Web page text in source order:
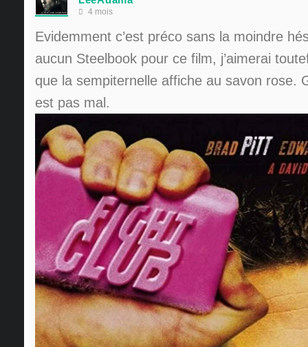
4 mois
Evidemment c’est préco sans la moindre
aucun Steelbook pour ce film, j’aimerai
que la sempiternelle affiche au savon rose.
est pas mal.